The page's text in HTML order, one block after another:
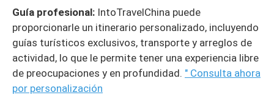
Guía profesional: IntoTravelChina puede
proporcionarle un itinerario personalizado, incluyendo
guías turísticos exclusivos, transporte y arreglos de
actividad, lo que le permite tener una experiencia libre
de preocupaciones y en profundidad. " Consulta ahora
por personalización